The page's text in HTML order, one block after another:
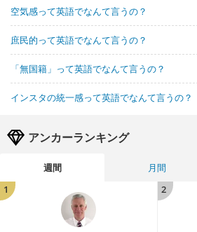
空気感って英語でなんて言うの？
庶民的って英語でなんて言うの？
「無国籍」って英語でなんて言うの？
インスタの統一感って英語でなんて言うの？
アンカーランキング
週間 月間
1
2